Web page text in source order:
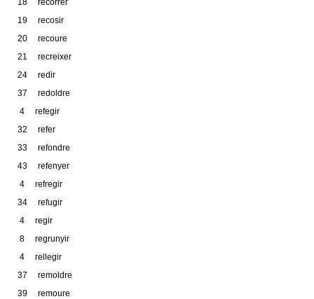
18 recorrer
19 recosir
20 recoure
21 recreixer
24 redir
37 redoldre
4 refegir
32 refer
33 refondre
43 refenyer
4 refregir
34 refugir
4 regir
8 regrunyir
4 rellegir
37 remoldre
39 remoure